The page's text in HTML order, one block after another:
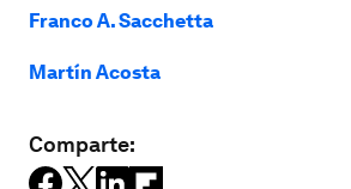
Franco A. Sacchetta
Martín Acosta
Comparte: